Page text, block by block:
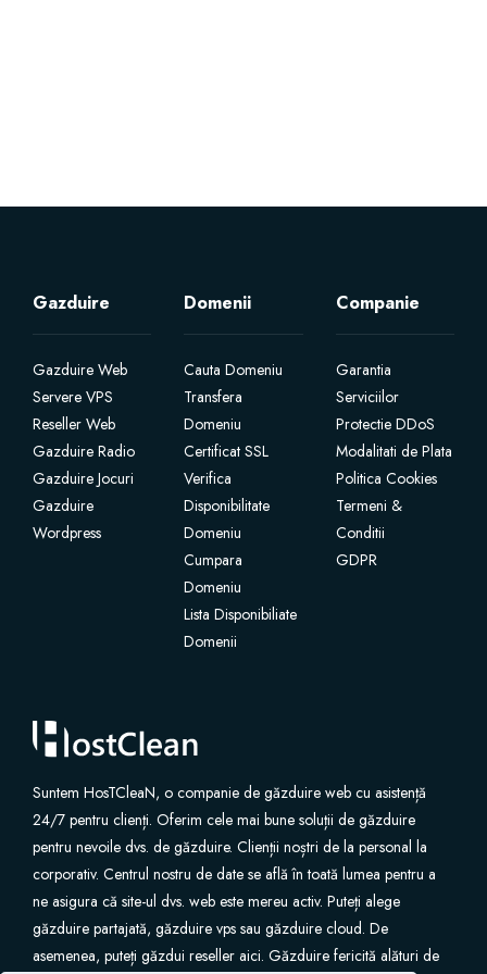
Licente cPanel WHM / WHMSonic
Servere Dedicate
Aplicatii Mobil
SSL-Zertifikate
Website Backup
VPN
SEO Tools
Gazduire
Gazduire Web
Servere VPS
Reseller Web
Gazduire Radio
Gazduire Jocuri
Gazduire
Wordpress
Domenii
Cauta Domeniu
Transfera
Domeniu
Certificat SSL
Verifica
Disponibilitate
Domeniu
Cumpara
Domeniu
Lista Disponibiliate
Domenii
Companie
Garantia
Serviciilor
Protectie DDoS
Modalitati de Plata
Politica Cookies
Termeni &
Conditii
GDPR
Suntem HosTCleaN, o companie de găzduire web cu asistență
24/7 pentru clienți. Oferim cele mai bune soluții de găzduire
pentru nevoile dvs. de găzduire. Clienții noștri de la personal la
corporativ. Centrul nostru de date se află în toată lumea pentru a
ne asigura că site-ul dvs. web este mereu activ. Puteți alege
găzduire partajată, găzduire vps sau găzduire cloud. De
asemenea, puteți găzdui reseller aici. Găzduire fericită alături de